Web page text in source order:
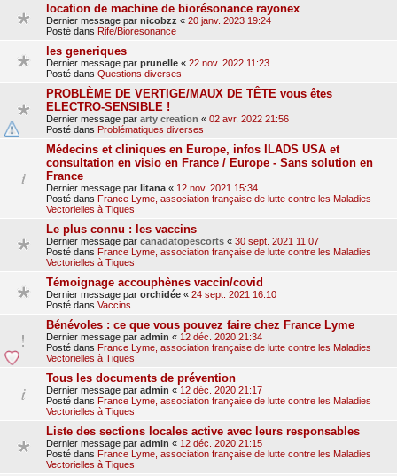
location de machine de biorésonance rayonex
Dernier message par nicobzz « 20 janv. 2023 19:24
Posté dans Rife/Bioresonance
les generiques
Dernier message par prunelle « 22 nov. 2022 11:23
Posté dans Questions diverses
PROBLÈME DE VERTIGE/MAUX DE TÊTE vous êtes
ELECTRO-SENSIBLE !
Dernier message par arty creation « 02 avr. 2022 21:56
Posté dans Problématiques diverses
Médecins et cliniques en Europe, infos ILADS USA et
consultation en visio en France / Europe - Sans solution en
France
Dernier message par litana « 12 nov. 2021 15:34
Posté dans France Lyme, association française de lutte contre les Maladies
Vectorielles à Tiques
Le plus connu : les vaccins
Dernier message par canadatopescorts « 30 sept. 2021 11:07
Posté dans France Lyme, association française de lutte contre les Maladies
Vectorielles à Tiques
Témoignage accouphènes vaccin/covid
Dernier message par orchidée « 24 sept. 2021 16:10
Posté dans Vaccins
Bénévoles : ce que vous pouvez faire chez France Lyme
Dernier message par admin « 12 déc. 2020 21:34
Posté dans France Lyme, association française de lutte contre les Maladies
Vectorielles à Tiques
Tous les documents de prévention
Dernier message par admin « 12 déc. 2020 21:17
Posté dans France Lyme, association française de lutte contre les Maladies
Vectorielles à Tiques
Liste des sections locales active avec leurs responsables
Dernier message par admin « 12 déc. 2020 21:15
Posté dans France Lyme, association française de lutte contre les Maladies
Vectorielles à Tiques